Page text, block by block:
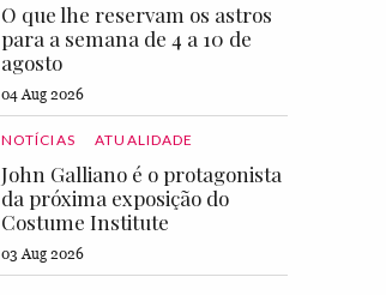
O que lhe reservam os astros
para a semana de 4 a 10 de
agosto
04 Aug 2026
NOTÍCIAS ATUALIDADE
John Galliano é o protagonista
da próxima exposição do
Costume Institute
03 Aug 2026